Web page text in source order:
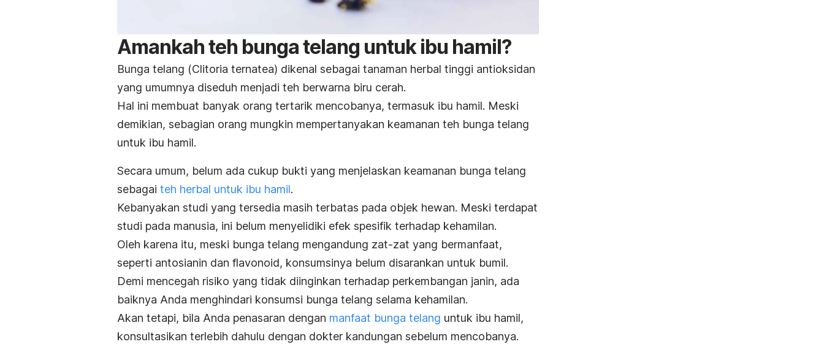
Amankah teh bunga telang untuk ibu hamil?
Bunga telang (Clitoria ternatea) dikenal sebagai tanaman herbal tinggi antioksidan
yang umumnya diseduh menjadi teh berwarna biru cerah.
Hal ini membuat banyak orang tertarik mencobanya, termasuk ibu hamil. Meski
demikian, sebagian orang mungkin mempertanyakan keamanan teh bunga telang
untuk ibu hamil.
Secara umum, belum ada cukup bukti yang menjelaskan keamanan bunga telang
sebagai teh herbal untuk ibu hamil.
Kebanyakan studi yang tersedia masih terbatas pada objek hewan. Meski terdapat
studi pada manusia, ini belum menyelidiki efek spesifik terhadap kehamilan.
Oleh karena itu, meski bunga telang mengandung zat-zat yang bermanfaat,
seperti antosianin dan flavonoid, konsumsinya belum disarankan untuk bumil.
Demi mencegah risiko yang tidak diinginkan terhadap perkembangan janin, ada
baiknya Anda menghindari konsumsi bunga telang selama kehamilan.
Akan tetapi, bila Anda penasaran dengan manfaat bunga telang untuk ibu hamil,
konsultasikan terlebih dahulu dengan dokter kandungan sebelum mencobanya.